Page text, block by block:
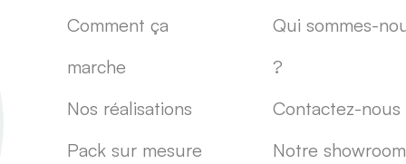
Comment ça
marche
Nos réalisations
Pack sur mesure
Qui sommes-
?
Contactez-nous
Notre showroom